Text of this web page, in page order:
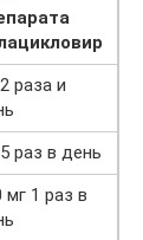
раза и
раз в день
мг 1 раз в